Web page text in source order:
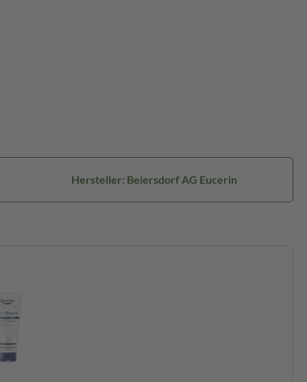
Hersteller: Beiersdorf AG Eucerin